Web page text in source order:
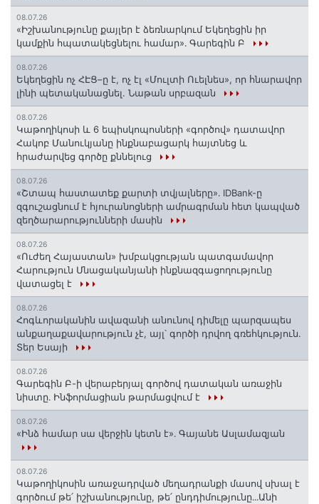
08.07.26
«Իշխանությունը քայլեր է ձեռնարկում Եկեղեցին իր
կամքին հպատակեցնելու համար»․ Գարեգին Բ
08.07.26
Եկեղեցին ոչ ՀԷՑ–ը է, ոչ էլ «Մուլտի Ուելնես», որ հնարավոր
լինի պետականացնել. Նաթան սրբազան
08.07.26
️Կաթողիկոսի և 6 եպիսկոպոսների «գործով» դատավոր
Հակոբ Մանուկյանը ինքնաբացարկ հայտնեց և
հրաժարվեց գործը քննելուց
08.07.26
«Շտապ հաստատեք քարտի տվյալները»․ IDBank-ը
զգուշացնում է հյուրանոցների ամրագրման հետ կապված
զեղծարարությունների մասին
08.07.26
«Ուժեղ Հայաստան» խմբակցության պատգամավոր
Հարություն Մնացականյանի ինքնազգացողությունը
վատացել է
08.07.26
Հոգևորականին ավազանի անունով դիմելը պարզապես
անքաղաքավարություն չէ, այլ՝ գործի դրվող գռեհկություն.
Տեր Եսայի
08.07.26
Գարեգին Բ-ի վերաբերյալ գործով դատական առաջին
նիստը․ Ինֆորմացիան թարմացվում է
08.07.26
«Ինձ համար սա վերջին կետն է»․ Գայանե Ասլամազյան
08.07.26
Կաթողիկոսին առաջադրված մեղադրանքի մասով սխալ է
գործում թե՛ իշխանությունը, թե՛ ընդդիմությունը․․․Անի